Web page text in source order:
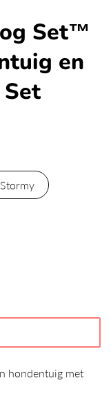
Set™
en
Stormy
hondentuig met